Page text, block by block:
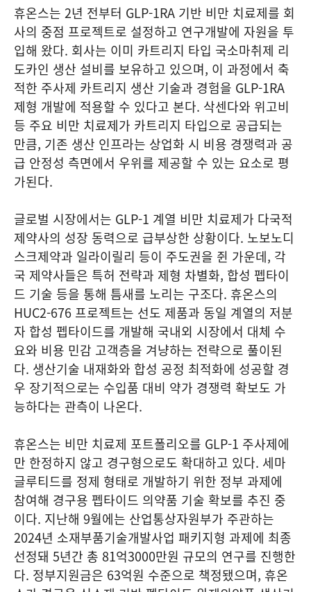
휴온스는 2년 전부터 GLP-1RA 기반 비만 치료제를 회
사의 중점 프로젝트로 설정하고 연구개발에 자원을 투
입해 왔다. 회사는 이미 카트리지 타입 국소마취제 리
도카인 생산 설비를 보유하고 있으며, 이 과정에서 축
적한 주사제 카트리지 생산 기술과 경험을 GLP-1RA
제형 개발에 적용할 수 있다고 본다. 삭센다와 위고비
등 주요 비만 치료제가 카트리지 타입으로 공급되는
만큼, 기존 생산 인프라는 상업화 시 비용 경쟁력과 공
급 안정성 측면에서 우위를 제공할 수 있는 요소로 평
가된다.
글로벌 시장에서는 GLP-1 계열 비만 치료제가 다국적
제약사의 성장 동력으로 급부상한 상황이다. 노보노디
스크제약과 일라이릴리 등이 주도권을 쥔 가운데, 각
국 제약사들은 특허 전략과 제형 차별화, 합성 펩타이
드 기술 등을 통해 틈새를 노리는 구조다. 휴온스의
HUC2-676 프로젝트는 선도 제품과 동일 계열의 저분
자 합성 펩타이드를 개발해 국내외 시장에서 대체 수
요와 비용 민감 고객층을 겨냥하는 전략으로 풀이된
다. 생산기술 내재화와 합성 공정 최적화에 성공할 경
우 장기적으로는 수입품 대비 약가 경쟁력 확보도 가
능하다는 관측이 나온다.
휴온스는 비만 치료제 포트폴리오를 GLP-1 주사제에
만 한정하지 않고 경구형으로도 확대하고 있다. 세마
글루티드를 정제 형태로 개발하기 위한 정부 과제에
참여해 경구용 펩타이드 의약품 기술 확보를 추진 중
이다. 지난해 9월에는 산업통상자원부가 주관하는
2024년 소재부품기술개발사업 패키지형 과제에 최종
선정돼 5년간 총 81억3000만원 규모의 연구를 진행한
다. 정부지원금은 63억원 수준으로 책정됐으며, 휴온